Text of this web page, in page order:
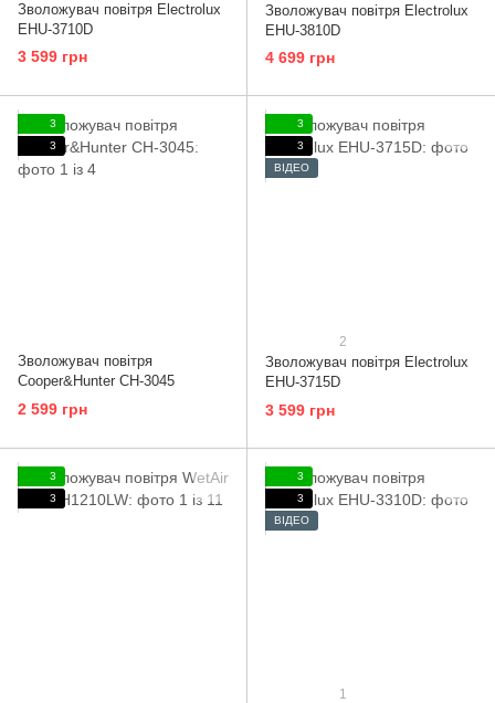
Зволожувач повітря Electrolux
EHU-3710D
3 599 грн
Зволожувач повітря Electrolux
EHU-3810D
4 699 грн
3
3
Зволожувач повітря
Cooper&Hunter СH-3045
2 599 грн
3
3
ВІДЕО
2
Зволожувач повітря Electrolux
EHU-3715D
3 599 грн
3
3
3
3
ВІДЕО
1